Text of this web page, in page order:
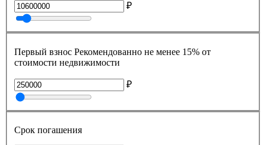
₽
Первый взнос Рекомендованно не менее 15% от
стоимости недвижимости
₽
Срок погашения